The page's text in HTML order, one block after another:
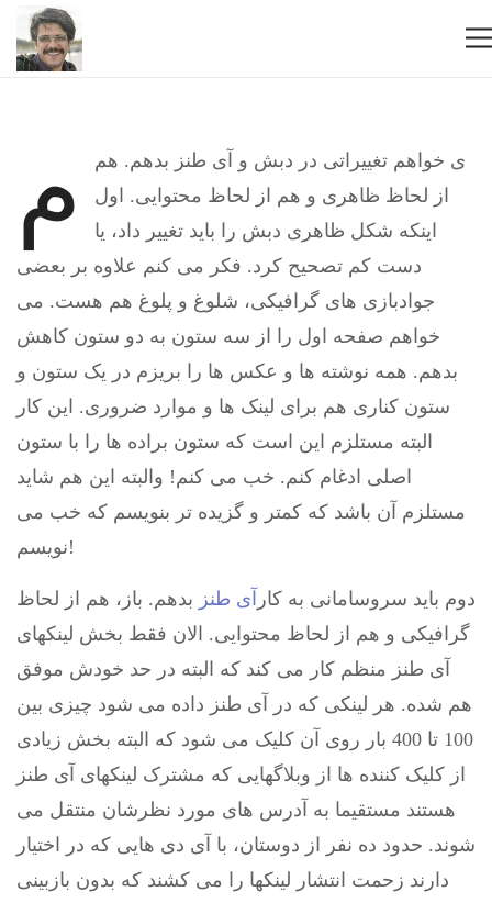
م
ی خواهم تغییراتی در دبش و آی طنز بدهم. هم
از لحاظ ظاهری و هم از لحاظ محتوایی. اول
اینکه شکل ظاهری دبش را باید تغییر داد، یا
دست کم تصحیح کرد. فکر می کنم علاوه بر بعضی
جوادبازی های گرافیکی، شلوغ و پلوغ هم هست. می
خواهم صفحه اول را از سه ستون به دو ستون کاهش
بدهم. همه نوشته ها و عکس ها را بریزم در یک ستون و
ستون کناری هم برای لینک ها و موارد ضروری. این کار
البته مستلزم این است که ستون براده ها را با ستون
اصلی ادغام کنم. خب می کنم! والبته این هم شاید
مستلزم آن باشد که کمتر و گزیده تر بنویسم که خب می
نویسم!
دوم باید سروسامانی به کار آی طنز بدهم. باز، هم از لحاظ
گرافیکی و هم از لحاظ محتوایی. الان فقط بخش لینکهای
آی طنز منظم کار می کند که البته در حد خودش موفق
هم شده. هر لینکی که در آی طنز داده می شود چیزی بین
100 تا 400 بار روی آن کلیک می شود که البته بخش زیادی
از کلیک کننده ها از وبلاگهایی که مشترک لینکهای آی طنز
هستند مستقیما به آدرس های مورد نظرشان منتقل می
شوند. حدود ده نفر از دوستان، با آی دی هایی که در اختیار
دارند زحمت انتشار لینکها را می کشند که بدون بازبینی